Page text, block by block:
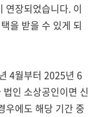
연장되었습니다. 이
을 받을 수 있게 되
4월부터 2025년 6
인 소상공인이면 신
우에도 해당 기간 중